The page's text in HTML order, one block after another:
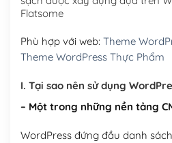
Hosting 5GB SSD (1 năm)
Hosting 8GB SSD (1 năm)
Flatsome
Phù hợp với web: Theme
Theme WordPress Thực Phẩm
I. Tại sao nên sử dụng
– Một trong những nền tảng
WordPress đứng đầu danh